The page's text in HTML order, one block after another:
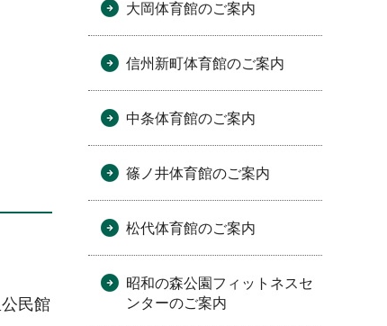
民館
大岡体育館のご案内
信州新町体育館のご案内
中条体育館のご案内
篠ノ井体育館のご案内
松代体育館のご案内
昭和の森公園フィットネスセ
ンターのご案内